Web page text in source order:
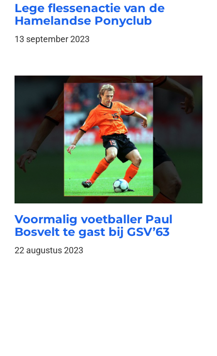
Lege flessenactie van de
Hamelandse Ponyclub
13 september 2023
Voormalig voetballer Paul
Bosvelt te gast bij GSV’63
22 augustus 2023